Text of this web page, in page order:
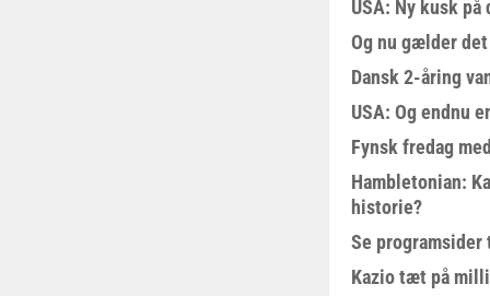
USA: Ny kusk på
Og nu gælder
Dansk 2-åring
USA: Og endnu
Fynsk fredag
Hambletonian:
historie?
Se
Kazio tæt på